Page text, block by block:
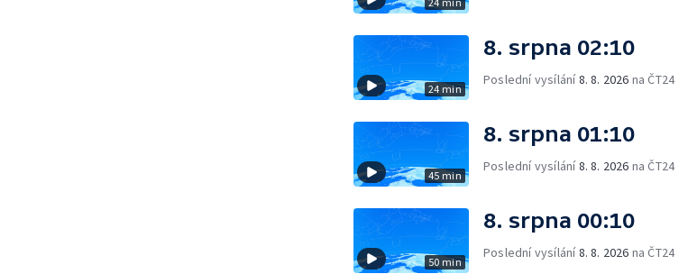
24 min
8. srpna 02:10
Poslední vysílání8. 8. 2026 na ČT24
45 min
8. srpna 01:10
Poslední vysílání8. 8. 2026 na ČT24
50 min
8. srpna 00:10
Poslední vysílání8. 8. 2026 na ČT24